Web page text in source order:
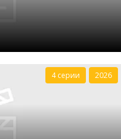
4 серии 2026